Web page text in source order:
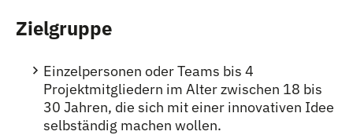
Zielgruppe
Einzelpersonen oder Teams bis 4
Projektmitgliedern im Alter zwischen 18 bis
30 Jahren, die sich mit einer innovativen Idee
selbständig machen wollen.